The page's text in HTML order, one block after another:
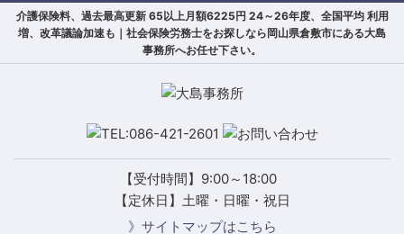
介護保険料、過去最高更新 65以上月額6225円 24～26年度、全国平均 利用
増、改革議論加速も｜社会保険労務士をお探しなら岡山県倉敷市にある大島
事務所へお任せ下さい。
【受付時間】9:00～18:00
【定休日】土曜・日曜・祝日
》サイトマップはこちら